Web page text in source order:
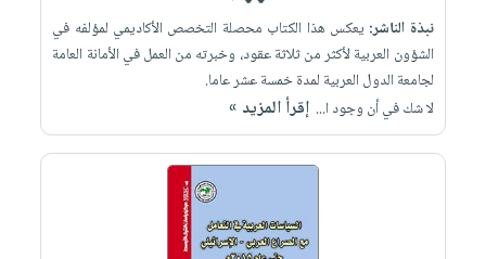
نبذة الناشر: يعكس هذا الكتاب محصلة التخصص الأكاديمي لمؤلفه في
الشؤون العربية لأكثر من ثلاثة عقود، وخبرته من العمل في الأمانة العامة
لجامعة الدول العربية لمدة خمسة عشر عاما.
لا شك في أن وجود ا... إقرأ المزيد »